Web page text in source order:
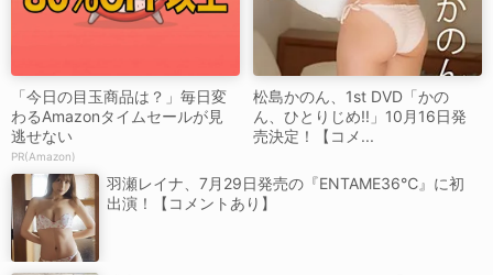
「今日の目玉商品は？」毎日変
わるAmazonタイムセールが見
逃せない
PR(Amazon)
松島かのん、1st DVD「かの
ん、ひとりじめ!!」10月16日発
売決定！【コメ...
羽瀬レイナ、7月29日発売の『ENTAME36℃』に初
出演！【コメントあり】